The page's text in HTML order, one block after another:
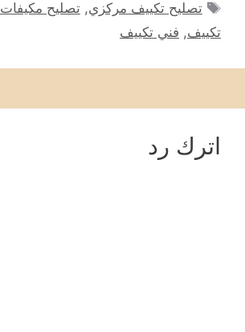
الوسوم
تصليح تكييف مركزي,تصليح مكيفات
تكييف, فني تكييف
اترك رد